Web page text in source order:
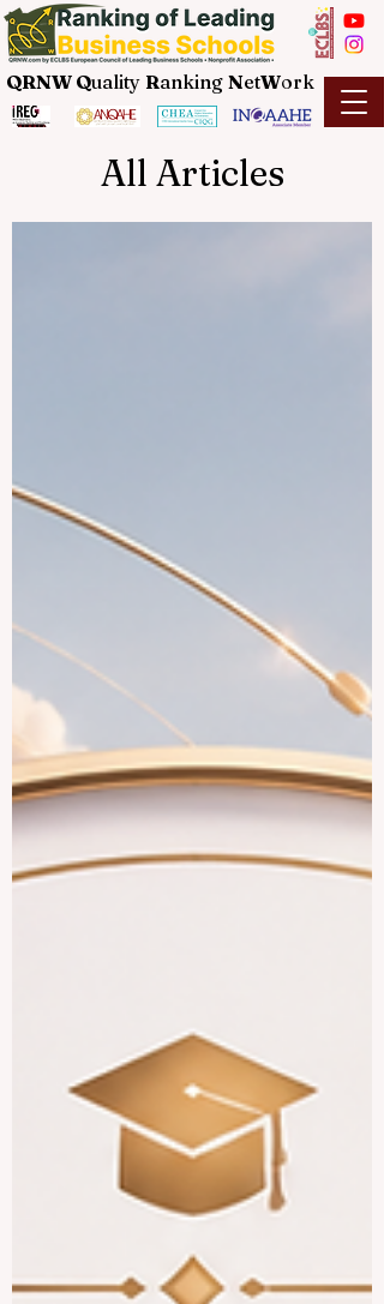
QRNW Quality Ranking NetWork
All Articles